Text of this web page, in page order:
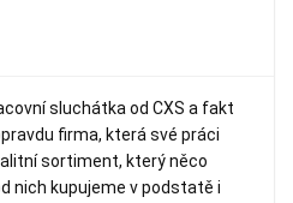
sluchátka od CXS a fakt
firma, která své práci
sortiment, který něco
nich kupujeme v podstatě i